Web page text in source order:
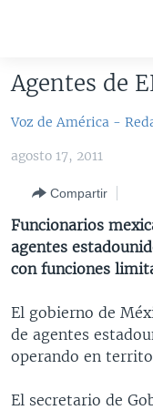
accesibilidad
Salte
al
principal
navegador
principal
Salte
búsqueda
AMÉRICA DEL NORTE
EEUU
MÉXICO
HAITÍ
ELECCIONES EEUU
ELECCIONES EEUU
VOTO DIVIDIDO
VOA VERIFICA
VOA VERIFICA
VOA VERIFICA
VOA VERIFICA
AMÉRICA LATINA
ARGENTINA
BOLIVIA
CHILE
PERÚ
ECUADOR
CHINA EN AMÉRICA
CENTROAMÉRICA
EL SALVADOR
GUATEMALA
HONDURAS
INMIGRACIÓN
LIBERTAD DE
ESPECIALES DE LA VOA
LIBERTAD DE PRENSA
UCRANIA
Agentes de
Voz de América -
agosto 17, 2011
Compartir
Funcionarios
agentes
con funciones
El gobierno de
de agentes
operando en
El secretario de